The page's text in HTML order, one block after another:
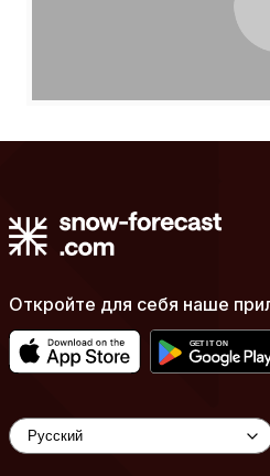
Откройте для себя наше